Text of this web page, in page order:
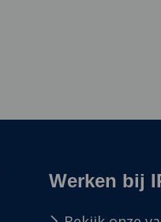
Werken bij